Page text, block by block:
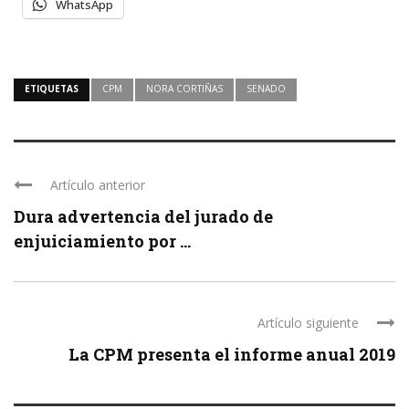
WhatsApp
ETIQUETAS CPM NORA CORTIÑAS SENADO
Artículo anterior
Dura advertencia del jurado de
enjuiciamiento por ...
Artículo siguiente
La CPM presenta el informe anual 2019